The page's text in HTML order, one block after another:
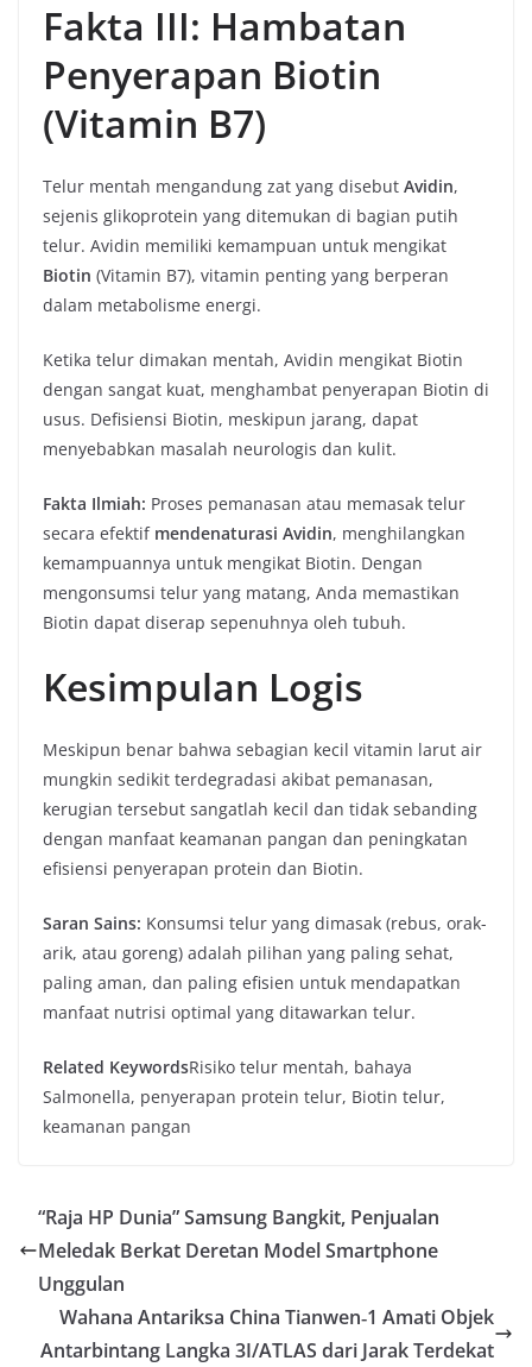
Fakta III: Hambatan
Penyerapan Biotin
(Vitamin B7)
Telur mentah mengandung zat yang disebut Avidin,
sejenis glikoprotein yang ditemukan di bagian putih
telur. Avidin memiliki kemampuan untuk mengikat
Biotin (Vitamin B7), vitamin penting yang berperan
dalam metabolisme energi.
Ketika telur dimakan mentah, Avidin mengikat Biotin
dengan sangat kuat, menghambat penyerapan Biotin di
usus. Defisiensi Biotin, meskipun jarang, dapat
menyebabkan masalah neurologis dan kulit.
Fakta Ilmiah: Proses pemanasan atau memasak telur
secara efektif mendenaturasi Avidin, menghilangkan
kemampuannya untuk mengikat Biotin. Dengan
mengonsumsi telur yang matang, Anda memastikan
Biotin dapat diserap sepenuhnya oleh tubuh.
Kesimpulan Logis
Meskipun benar bahwa sebagian kecil vitamin larut air
mungkin sedikit terdegradasi akibat pemanasan,
kerugian tersebut sangatlah kecil dan tidak sebanding
dengan manfaat keamanan pangan dan peningkatan
efisiensi penyerapan protein dan Biotin.
Saran Sains: Konsumsi telur yang dimasak (rebus, orak-
arik, atau goreng) adalah pilihan yang paling sehat,
paling aman, dan paling efisien untuk mendapatkan
manfaat nutrisi optimal yang ditawarkan telur.
Related KeywordsRisiko telur mentah, bahaya
Salmonella, penyerapan protein telur, Biotin telur,
keamanan pangan
“Raja HP Dunia” Samsung Bangkit, Penjualan
Meledak Berkat Deretan Model Smartphone
Unggulan
Wahana Antariksa China Tianwen‑1 Amati Objek
Antarbintang Langka 3I/ATLAS dari Jarak Terdekat